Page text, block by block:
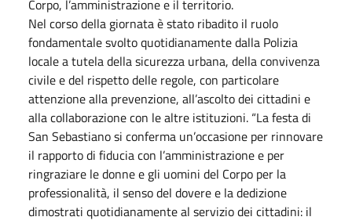
Corpo, l’amministrazione e il territorio.
Nel corso della giornata è stato ribadito il ruolo
fondamentale svolto quotidianamente dalla Polizia
locale a tutela della sicurezza urbana, della convivenza
civile e del rispetto delle regole, con particolare
attenzione alla prevenzione, all’ascolto dei cittadini e
alla collaborazione con le altre istituzioni. “La festa di
San Sebastiano si conferma un’occasione per rinnovare
il rapporto di fiducia con l’amministrazione e per
ringraziare le donne e gli uomini del Corpo per la
professionalità, il senso del dovere e la dedizione
dimostrati quotidianamente al servizio dei cittadini: il